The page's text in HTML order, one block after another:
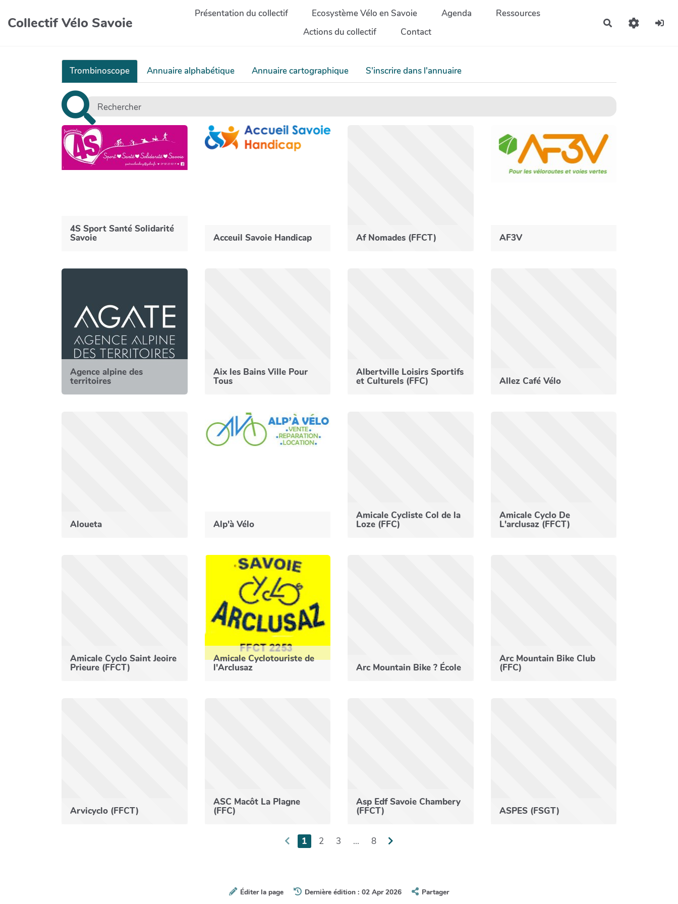
Collectif Vélo Savoie
Présentation du collectif Ecosystème Vélo en Savoie Agenda
Ressources
Actions du collectif
Contact
Rechercher
Trombinoscope Annuaire alphabétique Annuaire cartographique S'inscrire dans l'annuaire
4S Sport Santé Solidarité
Savoie Acceuil Savoie Handicap Af Nomades (FFCT) AF3V
Agence alpine des
territoires
Aix les Bains Ville Pour
Tous
Albertville Loisirs Sportifs
et Culturels (FFC) Allez Café Vélo
Aloueta Alp'à Vélo
Amicale Cycliste Col de la
Loze (FFC)
Amicale Cyclo De
L'arclusaz (FFCT)
Amicale Cyclo Saint Jeoire
Prieure (FFCT)
Amicale Cyclotouriste de
l'Arclusaz Arc Mountain Bike ? École
Arc Mountain Bike Club
(FFC)
Arvicyclo (FFCT)
ASC Macôt La Plagne
(FFC)
Asp Edf Savoie Chambery
(FFCT) ASPES (FSGT)
1 2 3 ... 8
Éditer la page Dernière édition : 02 Apr 2026 Partager